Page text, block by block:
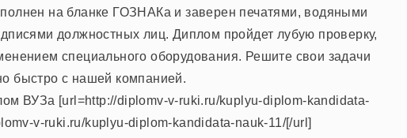
на бланке ГОЗНАКа и заверен печатями, водяными
должностных лиц. Диплом пройдет лубую проверку,
специального оборудования. Решите свои задачи
быстро с нашей компанией.
ВУЗа [url=http://diplomv-v-ruki.ru/kuplyu-diplom-kandidata-
v-ruki.ru/kuplyu-diplom-kandidata-nauk-11/[/url]